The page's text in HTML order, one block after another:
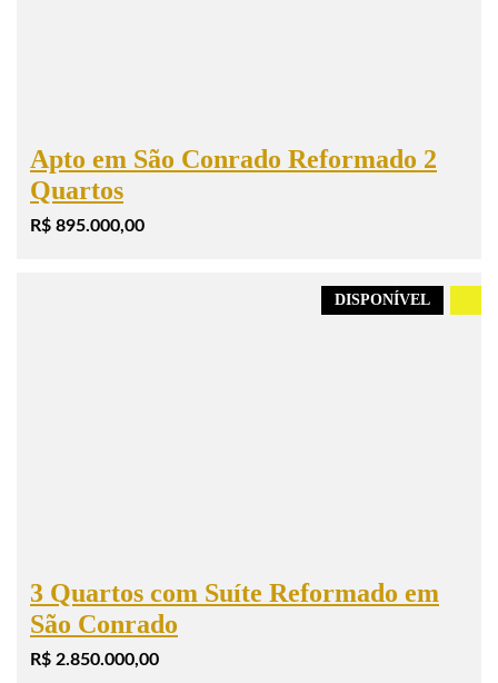
Apto em São Conrado Reformado 2
Quartos
R$ 895.000,00
DISPONÍVEL
3 Quartos com Suíte Reformado em
São Conrado
R$ 2.850.000,00